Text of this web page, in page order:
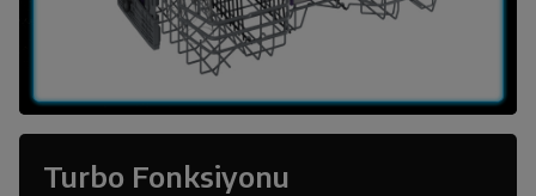
Turbo Fonksiyonu